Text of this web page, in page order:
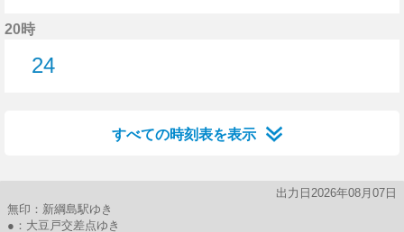
20時
24
すべての時刻表を表示
出力日2026年08月07日
無印：新綱島駅ゆき
●：大豆戸交差点ゆき